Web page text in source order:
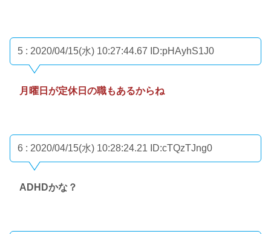
5 : 2020/04/15(水) 10:27:44.67 ID:pHAyhS1J0
月曜日が定休日の職もあるからね
6 : 2020/04/15(水) 10:28:24.21 ID:cTQzTJng0
ADHDかな？